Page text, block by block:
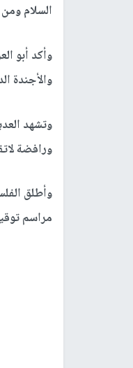
السلام
وأكد أبو
والأجندة
وتشهد
ورافضة
وأطلق
مراسم